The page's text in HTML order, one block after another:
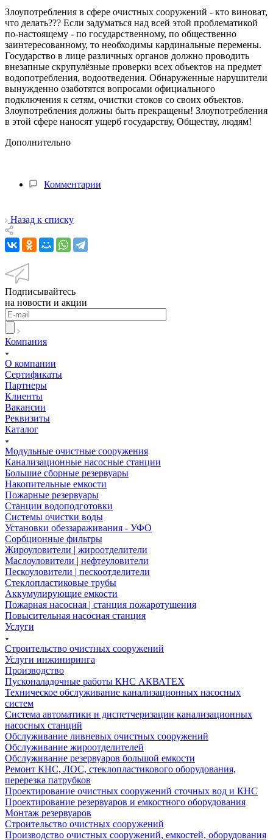
Злоупотребления в сфере очистных сооружений - кто виноват,
что делать??? Если задуматься над всей этой проблематикой
по-настоящему - по государственному, по общественно
заинтересованному, то необходимы кардинальные перемены.
Государство в лице различных органов должно проводить
внезапные скрупулёзные проверки всех объектов на предмет
водопотребления, водоотведения. Обнаруженные нарушители
вынужденно озаботятся вопросами официального
подключения к сетям, очистки стоков со своих объектов.
Злоупотребления должны быть прекращены! Злоупотребления
в этой сфере наносят ущерб государству, Обществу, людям!
Дополнительно
Комментарии
Назад к списку
Подписывайтесь
на новости и акции
Компания
О компании
Сертификаты
Партнеры
Клиенты
Вакансии
Реквизиты
Каталог
Модульные очистные сооружения
Канализационные насосные станции
Большие сборные резервуары
Накопительные емкости
Пожарные резервуары
Станции водоподготовки
Системы очистки воды
Установки обеззараживания - УФО
Сорбционные фильтры
Жироуловители | жироотделители
Маслоуловители | нефтеуловители
Пескоуловители | пескоотделители
Стеклопластиковые трубы
Аккумулирующие емкости
Пожарная насосная | станция пожаротушения
Повысительная насосная станция
Услуги
Строительство очистных сооружений
Услуги инжиниринга
Производство
Пусконаладочные работы КНС АКВАТЕХ
Техническое обслуживание канализационных насосных
систем
Система автоматики и диспетчеризации канализационных
насосных станций
Обслуживание ливневых очистных сооружений
Обслуживание жироотделителей
Обслуживание резервуаров большой емкости
Ремонт КНС, ЛОС, стеклопластикового оборудования,
перерезка патрубков
Проектирование очистных сооружений сточных вод и КНС
Проектирование резервуаров и емкостного оборудования
Монтаж резервуаров
Строительство очистных сооружений
Производство очистных сооружений, емкостей, оборудования